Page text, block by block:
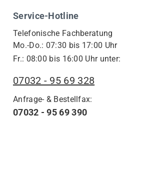
Service-Hotline
Telefonische Fachberatung
Mo.-Do.: 07:30 bis 17:00 Uhr
Fr.: 08:00 bis 16:00 Uhr unter:
07032 - 95 69 328
Anfrage- & Bestellfax:
07032 - 95 69 390